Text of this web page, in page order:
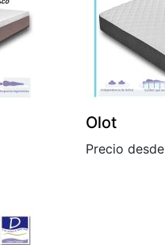
Olot
Precio desde